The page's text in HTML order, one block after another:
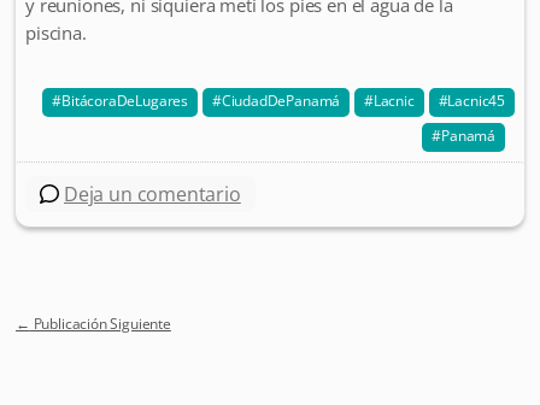
y reuniones, ni siquiera metí los pies en el agua de la
piscina.
BitácoraDeLugares CiudadDePanamá Lacnic
Lacnic45
Panamá
Deja un comentario
Post navigation
← Publicación Siguiente